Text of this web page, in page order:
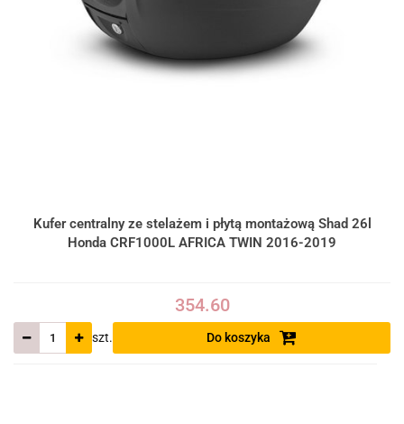
Kufer centralny ze stelażem i płytą montażową Shad 26l
Honda CRF1000L AFRICA TWIN 2016-2019
354.60
szt. Do koszyka